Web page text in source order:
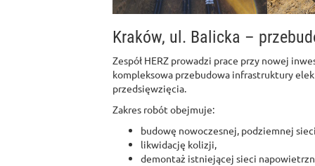
Kraków, ul. Balicka –
Zespół HERZ prowadzi prace przy nowej
kompleksowa przebudowa infrastruktury
przedsięwzięcia.
Zakres robót obejmuje:
budowę nowoczesnej, podziemnej
likwidację kolizji,
demontaż istniejącej sieci